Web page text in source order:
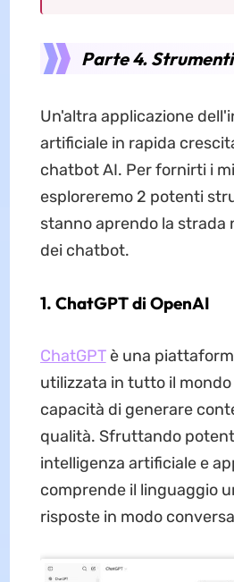
Parte 4.
Un'altra applicazione
artificiale in rapida
chatbot AI. Per fornirti i
esploreremo 2 potenti
stanno aprendo la strada
dei chatbot.
1. ChatGPT di OpenAI
ChatGPTè una
utilizzata in tutto il mondo
capacità di generare
qualità. Sfruttando
intelligenza artificiale e
comprende il linguaggio
risposte in modo